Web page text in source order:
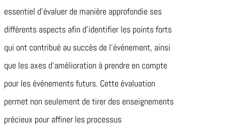
essentiel d’évaluer de manière approfondie ses
différents aspects afin d’identifier les points forts
qui ont contribué au succès de l’événement, ainsi
que les axes d’amélioration à prendre en compte
pour les événements futurs. Cette évaluation
permet non seulement de tirer des enseignements
précieux pour affiner les processus